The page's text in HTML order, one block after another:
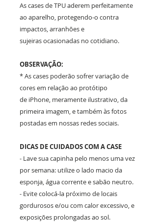
As cases de TPU aderem perfeitamente
ao aparelho, protegendo-o contra
impactos, arranhões e
sujeiras ocasionadas no cotidiano.
OBSERVAÇÃO:
* As cases poderão sofrer variação de
cores em relação ao protótipo
de iPhone, meramente ilustrativo, da
primeira imagem, e também às fotos
postadas em nossas redes sociais.
DICAS DE CUIDADOS COM A CASE
- Lave sua capinha pelo menos uma vez
por semana: utilize o lado macio da
esponja, água corrente e sabão neutro.
- Evite colocá-la próximo de locais
gordurosos e/ou com calor excessivo, e
exposições prolongadas ao sol.